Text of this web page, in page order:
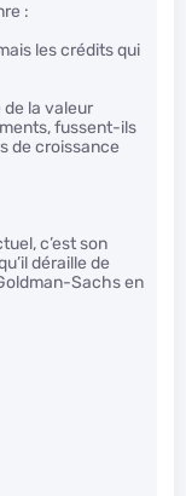
:
les crédits qui
de la valeur
fussent-ils
de croissance
c’est son
déraille de
Sachs en